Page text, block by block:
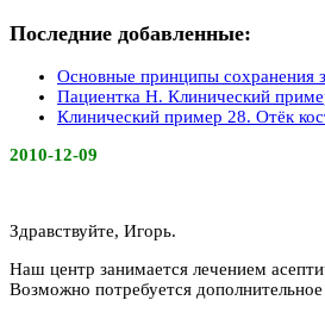
Последние добавленные:
Основные принципы сохранения
Пациентка Н. Клинический
Клинический пример 28. Отёк
2010-12-09
Здравствуйте, Игорь.
Наш центр занимается лечением
Возможно потребуется